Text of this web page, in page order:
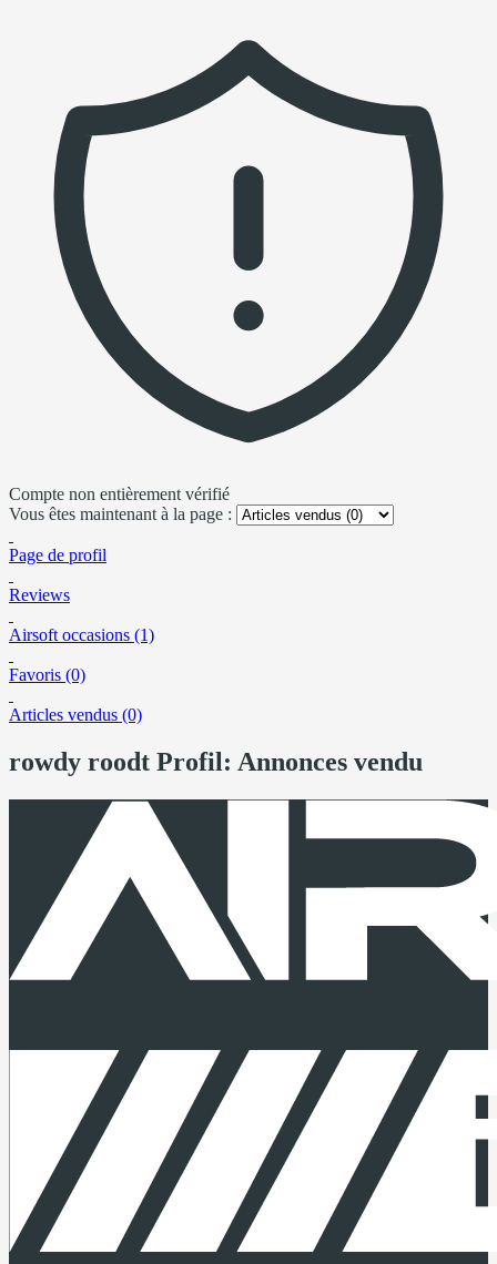
Compte non entièrement vérifié
Vous êtes maintenant à la page :
Page de profil
Reviews
Airsoft occasions (1)
Favoris (0)
Articles vendus (0)
rowdy roodt Profil: Annonces vendu